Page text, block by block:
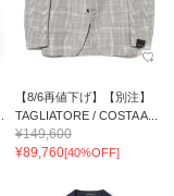
【8/6再値下げ】【別注】
TAGLIATORE / COSTA A...
¥149,600
¥89,760[40%OFF]